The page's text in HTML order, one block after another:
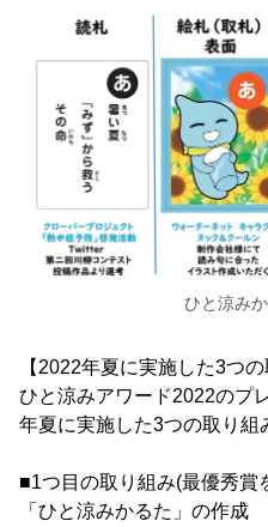
ひと涼み
【2022年夏に実施した3つの
ひと涼みアワード2022のプ
年夏に実施した3つの取り組
■1つ目の取り組み(最優秀賞
「ひと涼みかるた」の作成